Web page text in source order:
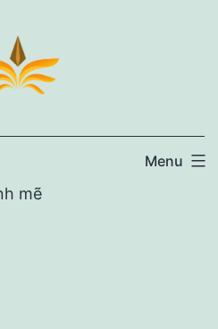
mẽ
Menu